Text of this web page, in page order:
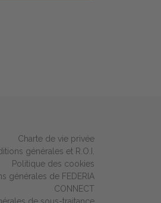
Charte de vie privée
générales et R.O.I.
Politique des cookies
générales de FEDERIA
CONNECT
de sous-traitance